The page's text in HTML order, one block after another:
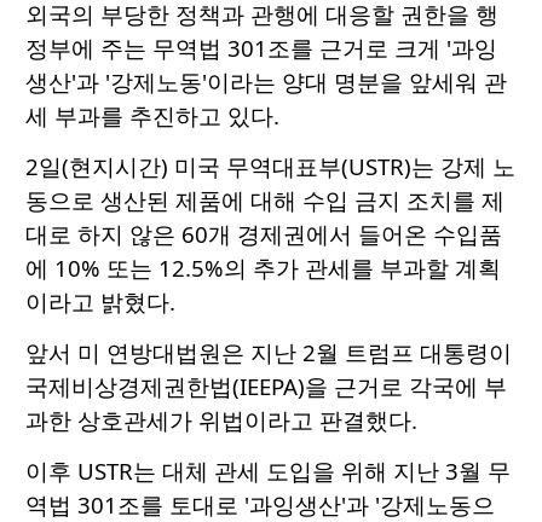
외국의 부당한 정책과 관행에 대응할 권한을 행
정부에 주는 무역법 301조를 근거로 크게 '과잉
생산'과 '강제노동'이라는 양대 명분을 앞세워 관
세 부과를 추진하고 있다.
2일(현지시간) 미국 무역대표부(USTR)는 강제 노
동으로 생산된 제품에 대해 수입 금지 조치를 제
대로 하지 않은 60개 경제권에서 들어온 수입품
에 10% 또는 12.5%의 추가 관세를 부과할 계획
이라고 밝혔다.
앞서 미 연방대법원은 지난 2월 트럼프 대통령이
국제비상경제권한법(IEEPA)을 근거로 각국에 부
과한 상호관세가 위법이라고 판결했다.
이후 USTR는 대체 관세 도입을 위해 지난 3월 무
역법 301조를 토대로 '과잉생산'과 '강제노동으